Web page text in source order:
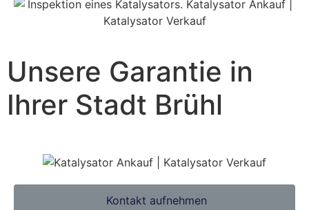
Unsere Garantie in
Ihrer Stadt Brühl
Kontakt aufnehmen